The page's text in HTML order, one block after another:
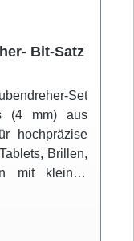
Bit-Satz
Set
(4 mm) aus
hochpräzise
Brillen,
mit kleinen
ist der